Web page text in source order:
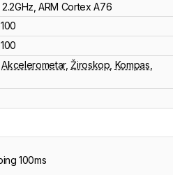
2.2GHz,ARM Cortex A76
,Akcelerometar,Žiroskop Kompas
ping 100ms